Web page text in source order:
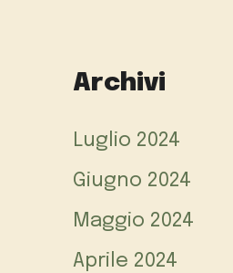
Archivi
Luglio 2024
Giugno 2024
Maggio 2024
Aprile 2024